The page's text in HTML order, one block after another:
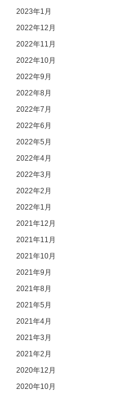
2023年1月
2022年12月
2022年11月
2022年10月
2022年9月
2022年8月
2022年7月
2022年6月
2022年5月
2022年4月
2022年3月
2022年2月
2022年1月
2021年12月
2021年11月
2021年10月
2021年9月
2021年8月
2021年5月
2021年4月
2021年3月
2021年2月
2020年12月
2020年10月